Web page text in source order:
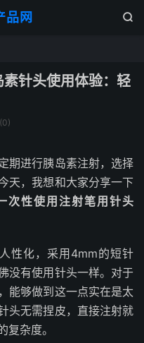
品网 
针头使用体验：轻
0)
期进行胰岛素注射，选择
天，我想和大家分享一下
次性使用注射笔用针头
性化，采用4mm的短针
没有使用针头一样。对于
能够做到这一点实在是太
头无需捏皮，直接注射就
杂度。